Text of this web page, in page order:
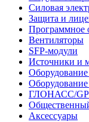
Силовая
Защита и
Программное
Вентиляторы
SFP-модули
Источники и
ГЛОНАСС/
Аксессуары